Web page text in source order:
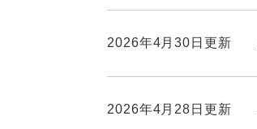
2026年4月30日更新
2026年4月28日更新